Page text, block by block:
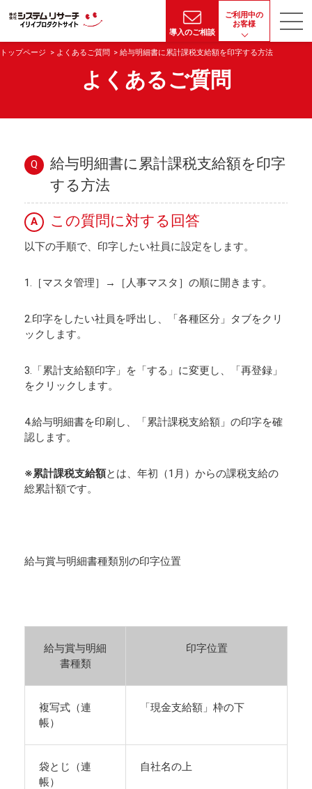
導入のご相談
ご利用中の
お客様
トップページ よくあるご質問 給与明細書に累計課税支給額を印字する方法
よくあるご質問
Q
給与明細書に累計課税支給額を印字
する方法
A この質問に対する回答
以下の手順で、印字したい社員に設定をします。
1.［マスタ管理］→［人事マスタ］の順に開きます。
2.印字をしたい社員を呼出し、「各種区分」タブをクリ
ックします。
3.「累計支給額印字」を「する」に変更し、「再登録」
をクリックします。
4.給与明細書を印刷し、「累計課税支給額」の印字を確
認します。
※累計課税支給額とは、年初（1月）からの課税支給の
総累計額です。
給与賞与明細書種類別の印字位置
給与賞与明細
書種類
印字位置
複写式（連
帳）
「現金支給額」枠の下
袋とじ（連
帳）
自社名の上